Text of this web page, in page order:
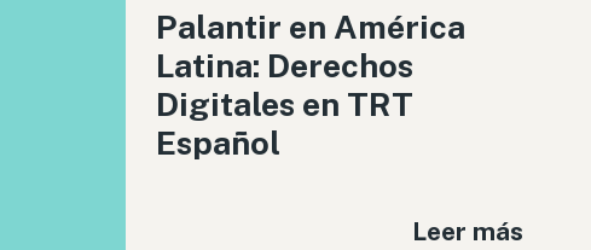
Palantir en América
Latina: Derechos
Digitales en TRT
Español
Leer más